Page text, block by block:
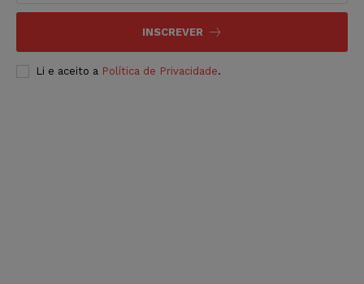
INSCREVER
Li e aceito a Política de Privacidade.